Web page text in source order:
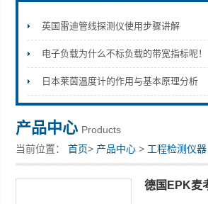
深圳市深博瑞仪器仪表有限公司
英国雷迪管线探测仪使用步骤讲解
电子负载为什么不标负载的带宽指标呢！
日本莱茵温度计的作用与基本原理分析
产品中心 Products
当前位置：首页> 产品中心 > 工程检测仪器
德国EPK麦